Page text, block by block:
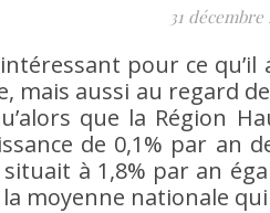
31 décembre
pour ce
mais aussi au regard
que la Région
de 0,1% par an
situait à 1,8% par an
moyenne nationale